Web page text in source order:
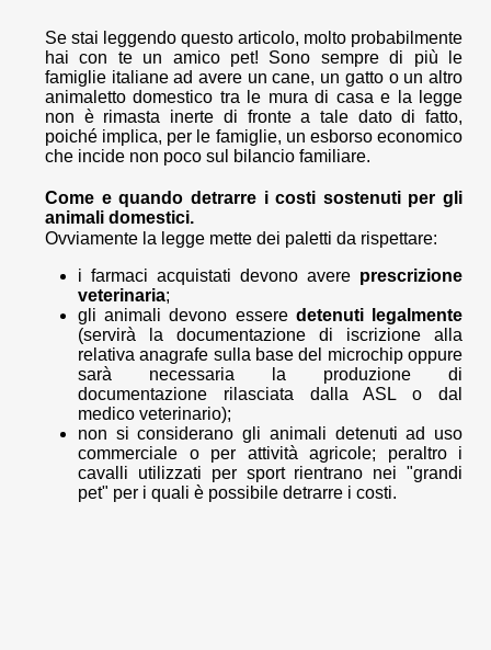
Se stai leggendo questo articolo, molto probabilmente
hai con te un amico pet! Sono sempre di più le
famiglie italiane ad avere un cane, un gatto o un altro
animaletto domestico tra le mura di casa e la legge
non è rimasta inerte di fronte a tale dato di fatto,
poiché implica, per le famiglie, un esborso economico
che incide non poco sul bilancio familiare.
Come e quando detrarre i costi sostenuti per gli
animali domestici.
Ovviamente la legge mette dei paletti da rispettare:
i farmaci acquistati devono avere prescrizione
veterinaria;
gli animali devono essere detenuti legalmente
(servirà la documentazione di iscrizione alla
relativa anagrafe sulla base del microchip oppure
sarà necessaria la produzione di
documentazione rilasciata dalla ASL o dal
medico veterinario);
non si considerano gli animali detenuti ad uso
commerciale o per attività agricole; peraltro i
cavalli utilizzati per sport rientrano nei "grandi
pet" per i quali è possibile detrarre i costi.